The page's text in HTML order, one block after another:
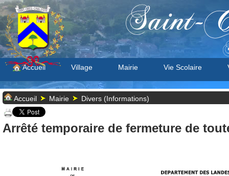
Saint-
Accueil Village Mairie Vie Scolaire
Accueil Mairie Divers (Informations)
Arrêté temporaire de fermeture de